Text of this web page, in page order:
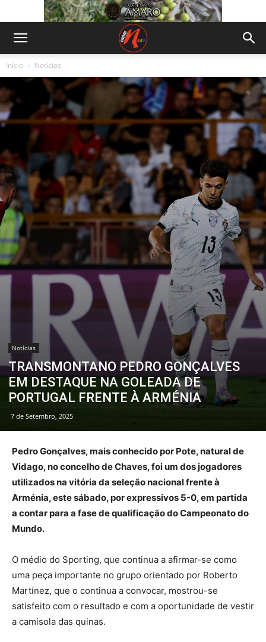
Início Notícias
Notícias
TRANSMONTANO PEDRO GONÇALVES
EM DESTAQUE NA GOLEADA DE
PORTUGAL FRENTE À ARMÉNIA
7 de Setembro, 2025
Pedro Gonçalves, mais conhecido por Pote, natural de
Vidago, no concelho de Chaves, foi um dos jogadores
utilizados na vitória da seleção nacional frente à
Arménia, este sábado, por expressivos 5-0, em partida
a contar para a fase de qualificação do Campeonato do
Mundo.
O médio do Sporting, que continua a afirmar-se como
uma peça importante no grupo orientado por Roberto
Martínez, que o continua a convocar, mostrou-se
satisfeito com o resultado e com a oportunidade de vestir
a camisola das quinas.